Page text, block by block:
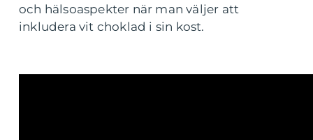
och hälsoaspekter när man väljer att
inkludera vit choklad i sin kost.